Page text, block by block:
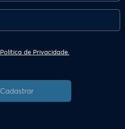
Política de Privacidade.
Cadastrar